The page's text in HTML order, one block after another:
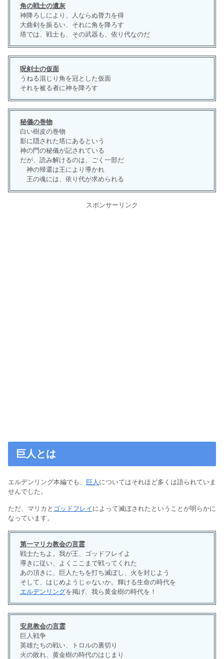
角の戦士の遺灰
神降ろしにより、人ならぬ膂力を得
大曲剣を振るい、それに角を降ろす
塔では、戦士も、その武器も、依り代なのだ
呪剣士の仮面
うねる混じり角を冠とした仮面
それを被る者に神を降ろす
秘儀の巻物
白い樹皮の巻物
影に隠された塔にあるという
神の門の秘儀が記されている
だが、読み解けるのは、ごく一部だ
神の帰還は王により導かれ
王の魂には、依り代が求められる
スポンサーリンク
巨人とは
エルデンリング本編でも、 巨人 についてはそれほど多くは語られていま
せんでした。
ただ、マリカと ゴッドフレイ によって滅ぼされたということが明らかに
なっています。
第一マリカ教会の言霊
戦士たちよ。我が王、ゴッドフレイよ
導きに従い、よくここまで戦ってくれた
あの頂きに、巨人たちを打ち滅ぼし、火を封じよう
そして、はじめようじゃないか。輝ける生命の時代を
エルデンリングを掲げ、我ら黄金樹の時代を！
安息教会の言霊
巨人戦争
英雄たちの戦い、トロルの裏切り
火の敗れ、黄金樹の時代のはじまり